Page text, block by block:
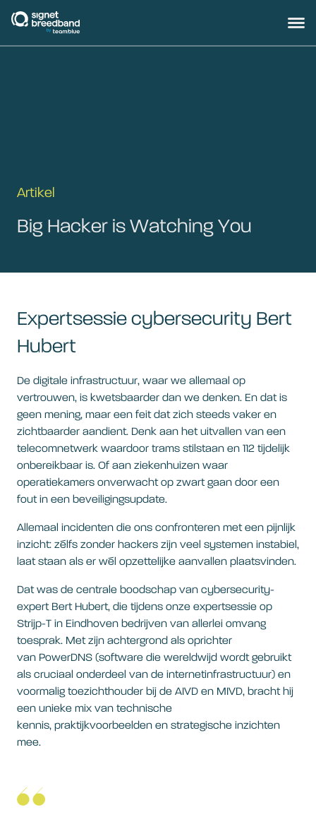
signetbreedband
Artikel
Big Hacker is Watching You
Expertsessie cybersecurity Bert
Hubert
De digitale infrastructuur, waar we allemaal op
vertrouwen, is kwetsbaarder dan we denken. En dat is
geen mening, maar een feit dat zich steeds vaker en
zichtbaarder aandient. Denk aan het uitvallen van een
telecomnetwerk waardoor trams stilstaan en 112 tijdelijk
onbereikbaar is. Of aan ziekenhuizen waar
operatiekamers onverwacht op zwart gaan door een
fout in een beveiligingsupdate.
Allemaal incidenten die ons confronteren met een pijnlijk
inzicht: zélfs zonder hackers zijn veel systemen instabiel,
laat staan als er wél opzettelijke aanvallen plaatsvinden.
Dat was de centrale boodschap van cybersecurity-
expert Bert Hubert, die tijdens onze expertsessie op
Strijp-T in Eindhoven bedrijven van allerlei omvang
toesprak. Met zijn achtergrond als oprichter
van PowerDNS (software die wereldwijd wordt gebruikt
als cruciaal onderdeel van de internetinfrastructuur) en
voormalig toezichthouder bij de AIVD en MIVD, bracht hij
een unieke mix van technische
kennis, praktijkvoorbeelden en strategische inzichten
mee.